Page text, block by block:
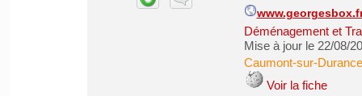
Déménagement et
Mise à jour le 22/08/
Caumont-sur-Durance
Voir la fiche